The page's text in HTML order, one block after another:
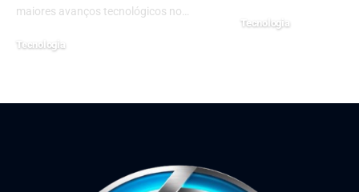
maiores avanços tecnológicos no…
Tecnologia
Tecnologia